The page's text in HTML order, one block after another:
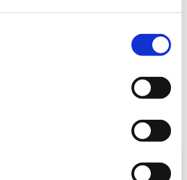
til produktion af el og